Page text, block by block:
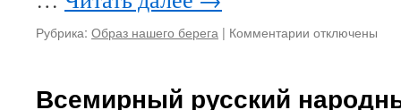
Рубрика: Образ нашего берега | Комментарии к
во
отключены
Всемирный русский